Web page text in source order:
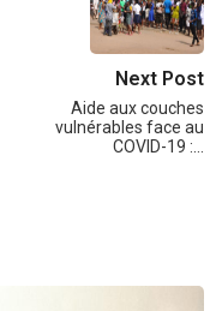
Next Post
Aide aux couches
vulnérables face au
COVID-19 :…